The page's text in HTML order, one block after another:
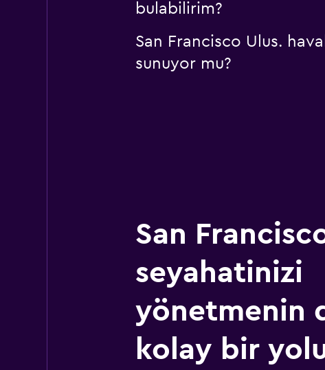
bulabilirim?
San Francisco Ulus.
sunuyor mu?
San
seyahatinizi
yönetmenin
kolay bir